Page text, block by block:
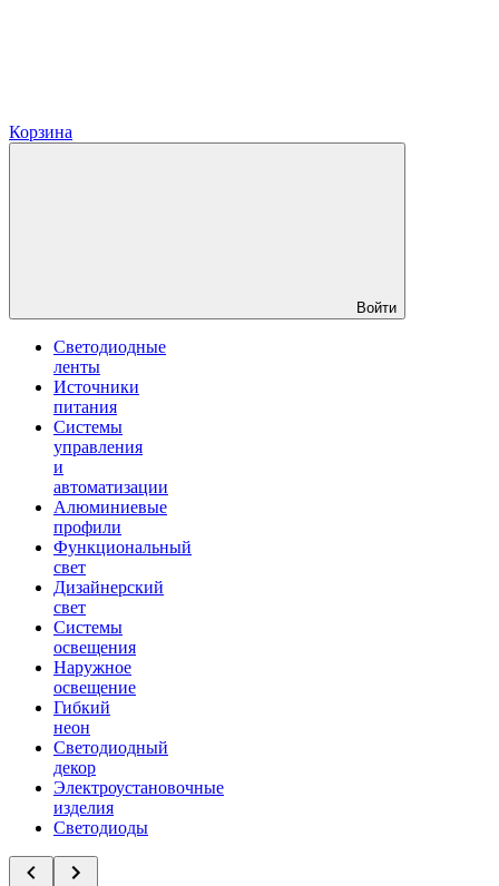
Корзина
Войти
Светодиодные
ленты
Источники
питания
Системы
управления
и
автоматизации
Алюминиевые
профили
Функциональный
свет
Дизайнерский
свет
Системы
освещения
Наружное
освещение
Гибкий
неон
Светодиодный
декор
Электроустановочные
изделия
Светодиоды